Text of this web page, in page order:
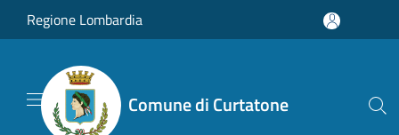
Salta al contenuto principale
Regione Lombardia
Comune di Curtatone